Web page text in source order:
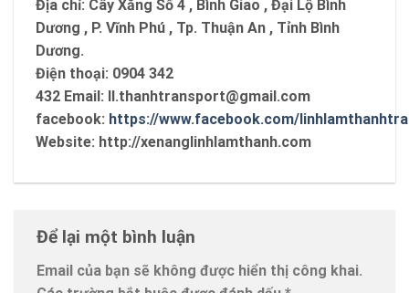
Địa chỉ: Cây Xăng Số 4 , Bình Giao , Đại Lộ Bình
Dương , P. Vĩnh Phú , Tp. Thuận An , Tỉnh Bình
Dương.
Điện thoại: 0904 342
432 Email: ll.thanhtransport@gmail.com
facebook: https://www.facebook.com/
Website: http://xenanglinhlamthanh.com
Để lại một bình luận
Email của bạn sẽ không được hiển thị công khai.